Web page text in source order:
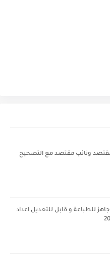
ونائب مقتصد مع التصحيح
جاهز للطباعة و قابل للتعديل اعداد